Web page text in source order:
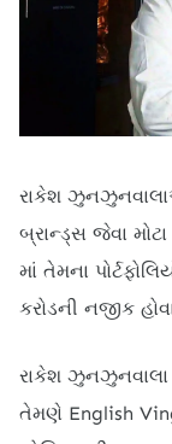
રાકેશ
બ્રાન્ડ્સ જેવા
માં તેમના
કરોડની નજીક
રાકેશ
તેમણે English